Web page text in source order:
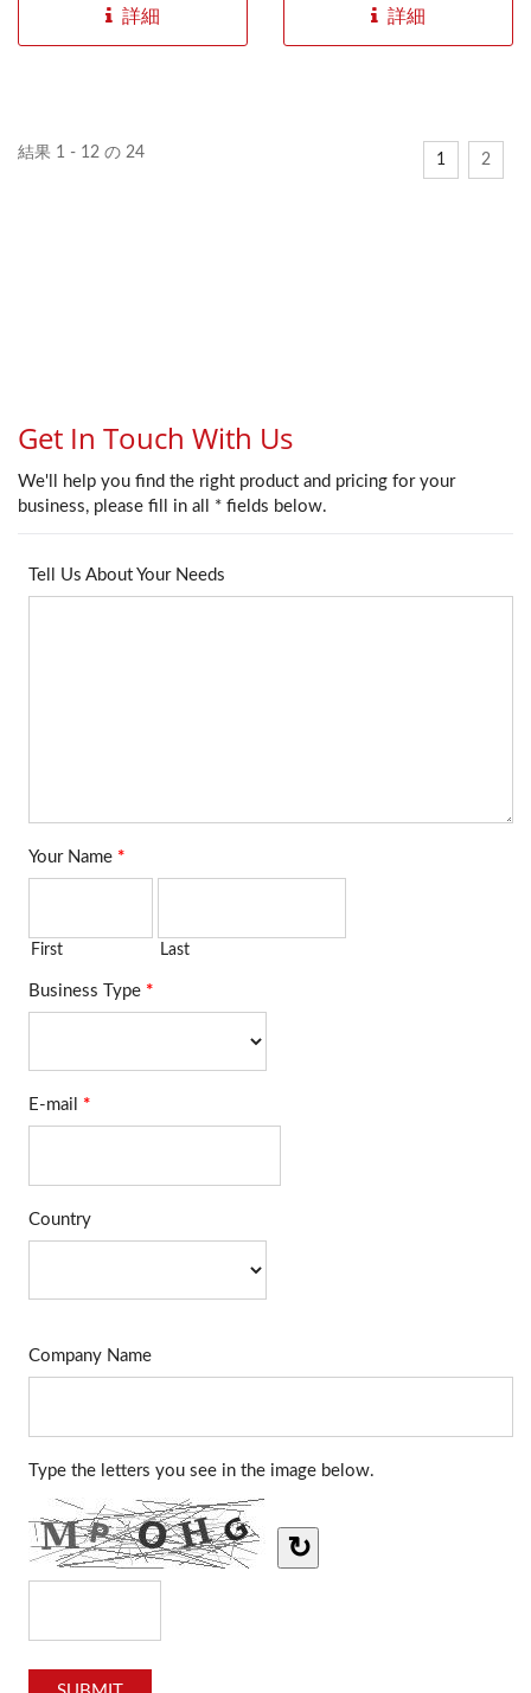
クをきれいに仕上げること
高品質のスチールブレード
を使用しており、切れ味が
ーコアを傷つけません。フ
6.2mmのケーブルの被覆を
剥くためのものです。この
イージーストリッパーに
用の手動パンチダウンツー
詳細
のケーブルに対応していま
す。このツールは切断機能
ノブでケーブル径に合わせ
て刃の深さを設定でき、
詳細
結果 1 - 12 の 24 1 2